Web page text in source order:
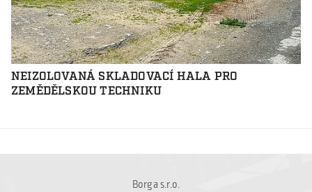
NEIZOLOVANÁ SKLADOVACÍ HALA PRO
ZEMĚDĚLSKOU TECHNIKU
Borga s.r.o.